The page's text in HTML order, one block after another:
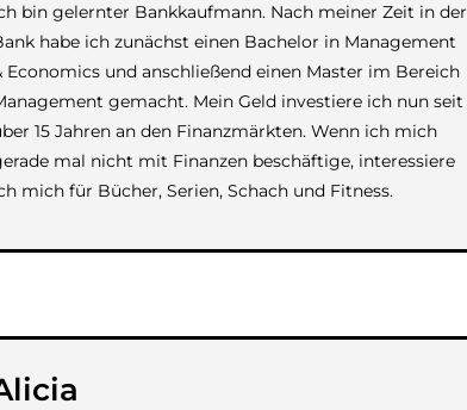
bin gelernter Bankkaufmann. Nach meiner Zeit in der
habe ich zunächst einen Bachelor in Management
Economics und anschließend einen Master im Bereich
gemacht. Mein Geld investiere ich nun seit
15 Jahren an den Finanzmärkten. Wenn ich mich
mal nicht mit Finanzen beschäftige, interessiere
mich für Bücher, Serien, Schach und Fitness.